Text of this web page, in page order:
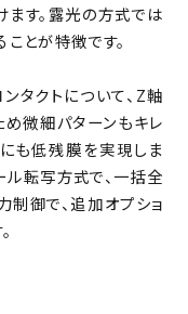
ます。露光の方式では
とが特徴です。
タクトについて、Z軸
微細パターンもキレ
も低残膜を実現しま
ル転写方式で、一括全
制御で、追加オプショ